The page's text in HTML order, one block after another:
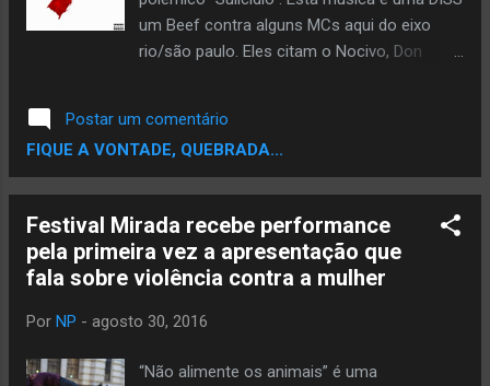
um Beef contra alguns MCs aqui do eixo
rio/são paulo. Eles citam o Nocivo, Don
[Prod. Mazili & Sly] ►DOWNLOAD:
http://bit.ly/Sulicidio ►Ouça no Spotify: Em
breve ►Letra: http://genius.com/Baco-and-
Postar um comentário
FIQUE A VONTADE, QUEBRADA...
Festival Mirada recebe performance
pela primeira vez a apresentação que
fala sobre violência contra a mulher
Por NP - agosto 30, 2016
“Não alimente os animais” é uma